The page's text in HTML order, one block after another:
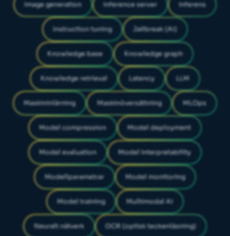
Image generation Inference server Inferens
Instruction tuning Jailbreak (AI)
Knowledge base Knowledge graph
Knowledge retrieval Latency LLM
Maskininlärning Maskinöversättning MLOps
Model compression Model deployment
Model evaluation Model interpretability
Modellparametrar Model monitoring
Model training Multimodal AI
Neuralt nätverk OCR (optisk teckenläsning)